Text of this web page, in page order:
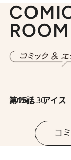
ROOM
2026.7.30
第15話 アイス
コ